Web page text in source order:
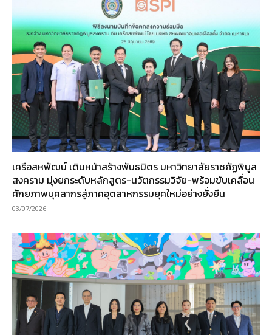
เครือสหพัฒน์ เดินหน้าสร้างพันธมิตร มหาวิทยาลัยราชภัฏพิบูล
สงคราม มุ่งยกระดับหลักสูตร-นวัตกรรมวิจัย-พร้อมขับเคลื่อน
ศักยภาพบุคลากรสู่ภาคอุตสาหกรรมยุคใหม่อย่างยั่งยืน
03/07/2026